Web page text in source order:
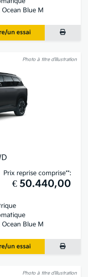
Ocean Blue M
un essai
Photo à titre d’illustration
Prix reprise comprise**:
€ 50.440,00
Ocean Blue M
un essai
Photo à titre d’illustration